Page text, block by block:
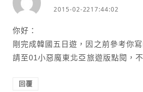
2015-02-2217:44:02
你好：
剛完成韓國五日遊，因之前參考你
請至01小惡魔東北亞旅遊版點閱，
回覆